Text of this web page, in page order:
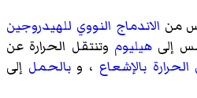
من الاندماج النووي للهيدروجين
إلى هيليوم وتنتقل الحرارة عن
الحرارة بالإشعاع ، وبالحمل إلى